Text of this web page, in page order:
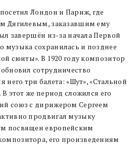
Лондон и Париж, где
Дягилевым, заказавшим ему
завершён из-за начала Первой
сохранилась и позднее
сюиты». В 1920 году композитор
сотрудничество
него три балета: «Шут», «Стальной
этот же период сложился его
союз с дирижером Сергеем
продвигал музыку
посвящен европейским
его произведениям